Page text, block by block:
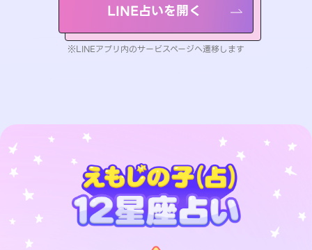
LINE占いを開く
※LINEアプリ内のサービスページへ遷移します